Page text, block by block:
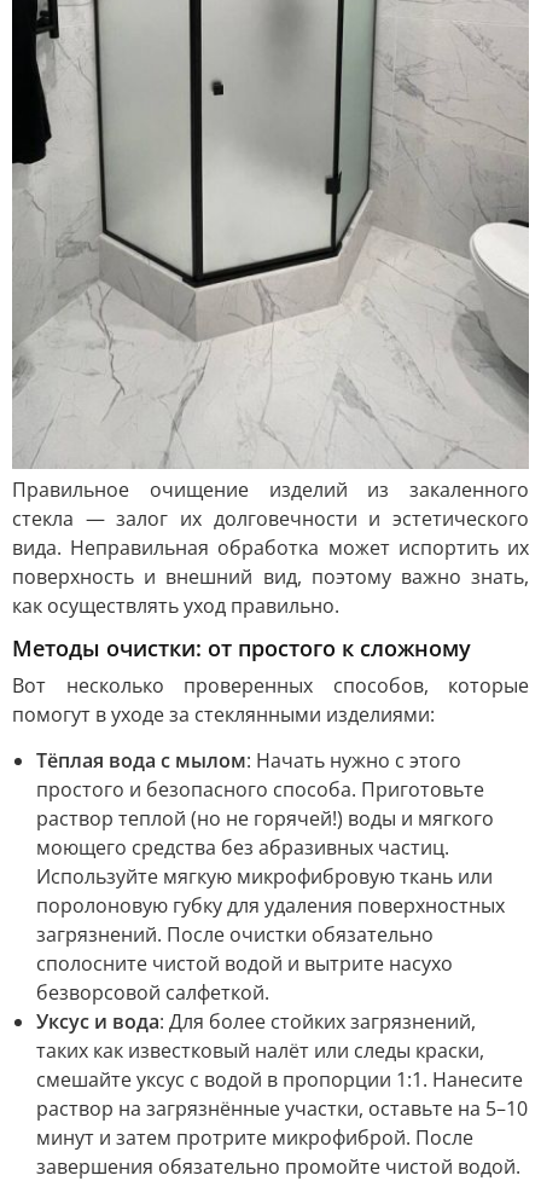
Правильное очищение изделий из закаленного
стекла — залог их долговечности и эстетического
вида. Неправильная обработка может испортить их
поверхность и внешний вид, поэтому важно знать,
как осуществлять уход правильно.
Методы очистки: от простого к сложному
Вот несколько проверенных способов, которые
помогут в уходе за стеклянными изделиями:
Тёплая вода с мылом: Начать нужно с этого
простого и безопасного способа. Приготовьте
раствор теплой (но не горячей!) воды и мягкого
моющего средства без абразивных частиц.
Используйте мягкую микрофибровую ткань или
поролоновую губку для удаления поверхностных
загрязнений. После очистки обязательно
сполосните чистой водой и вытрите насухо
безворсовой салфеткой.
Уксус и вода: Для более стойких загрязнений,
таких как известковый налёт или следы краски,
смешайте уксус с водой в пропорции 1:1. Нанесите
раствор на загрязнённые участки, оставьте на 5–10
минут и затем протрите микрофиброй. После
завершения обязательно промойте чистой водой.